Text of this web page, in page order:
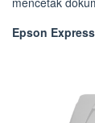
Epson